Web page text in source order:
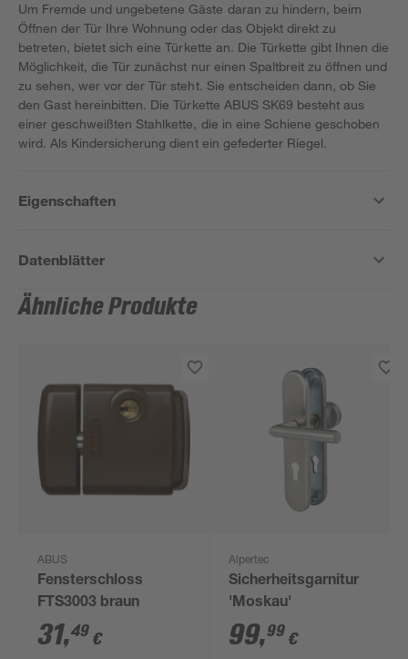
Um Fremde und ungebetene Gäste daran zu hindern, beim
Öffnen der Tür Ihre Wohnung oder das Objekt direkt zu
betreten, bietet sich eine Türkette an. Die Türkette gibt Ihnen die
Möglichkeit, die Tür zunächst nur einen Spaltbreit zu öffnen und
zu sehen, wer vor der Tür steht. Sie entscheiden dann, ob Sie
den Gast hereinbitten. Die Türkette ABUS SK69 besteht aus
einer geschweißten Stahlkette, die in eine Schiene geschoben
wird. Als Kindersicherung dient ein gefederter Riegel.
Eigenschaften
Datenblätter
Ähnliche Produkte
ABUS
Fensterschloss
FTS3003 braun
31,49 €
Alpertec
Sicherheitsgarnitur
'Moskau'
99,99 €